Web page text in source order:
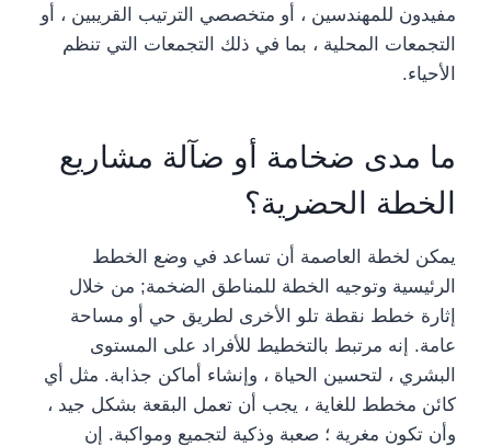
مفيدون للمهندسين ، أو متخصصي الترتيب القريبين ، أو
التجمعات المحلية ، بما في ذلك التجمعات التي تنظم
الأحياء.
ما مدى ضخامة أو ضآلة مشاريع
الخطة الحضرية؟
يمكن لخطة العاصمة أن تساعد في وضع الخطط
الرئيسية وتوجيه الخطة للمناطق الضخمة; من خلال
إثارة خطط نقطة تلو الأخرى لطريق حي أو مساحة
عامة. إنه مرتبط بالتخطيط للأفراد على المستوى
البشري ، لتحسين الحياة ، وإنشاء أماكن جذابة. مثل أي
كائن مخطط للغاية ، يجب أن تعمل البقعة بشكل جيد ،
وأن تكون مغرية ؛ صعبة وذكية لتجميع ومواكبة. إن